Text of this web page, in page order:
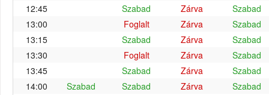
12:45
Szabad Zárva
Szabad
13:00
Foglalt Zárva
Szabad
13:15
Szabad Zárva
Szabad
13:30
Foglalt Zárva
Szabad
13:45
Szabad Zárva
Szabad
14:00
Szabad Szabad Zárva
Szabad